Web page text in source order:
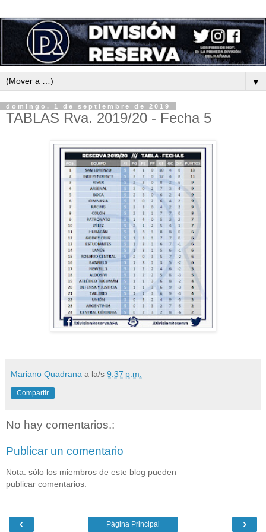
▼
domingo, 1 de septiembre de 2019
TABLAS Rva. 2019/20 - Fecha 5
Mariano Quadrana a la/s 9:37 p.m.
Compartir
No hay comentarios.:
Publicar un comentario
Nota: sólo los miembros de este blog pueden
publicar comentarios.
‹ ›
Página Principal